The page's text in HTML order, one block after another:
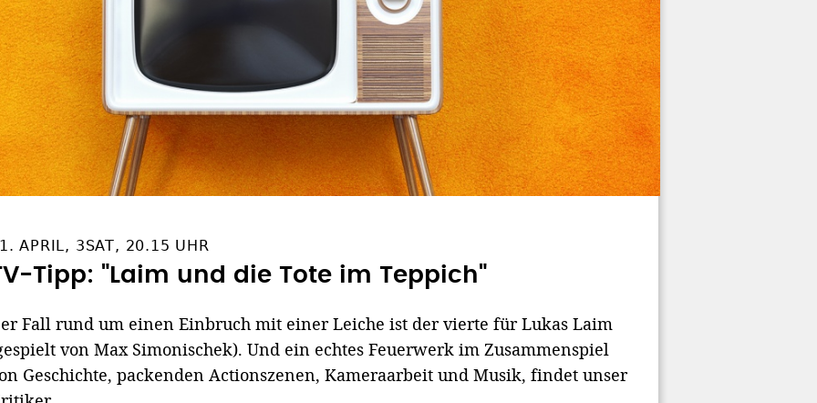
APRIL, 3SAT, 20.15 UHR
Tipp: "Laim und die Tote im Teppich"
Fall rund um einen Einbruch mit einer Leiche ist der vierte für Lukas Laim
von Max Simonischek). Und ein echtes Feuerwerk im Zusammenspiel
Geschichte, packenden Actionszenen, Kameraarbeit und Musik, findet unser